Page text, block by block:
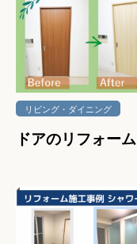
リビング・ダイニング
ドアのリフォーム